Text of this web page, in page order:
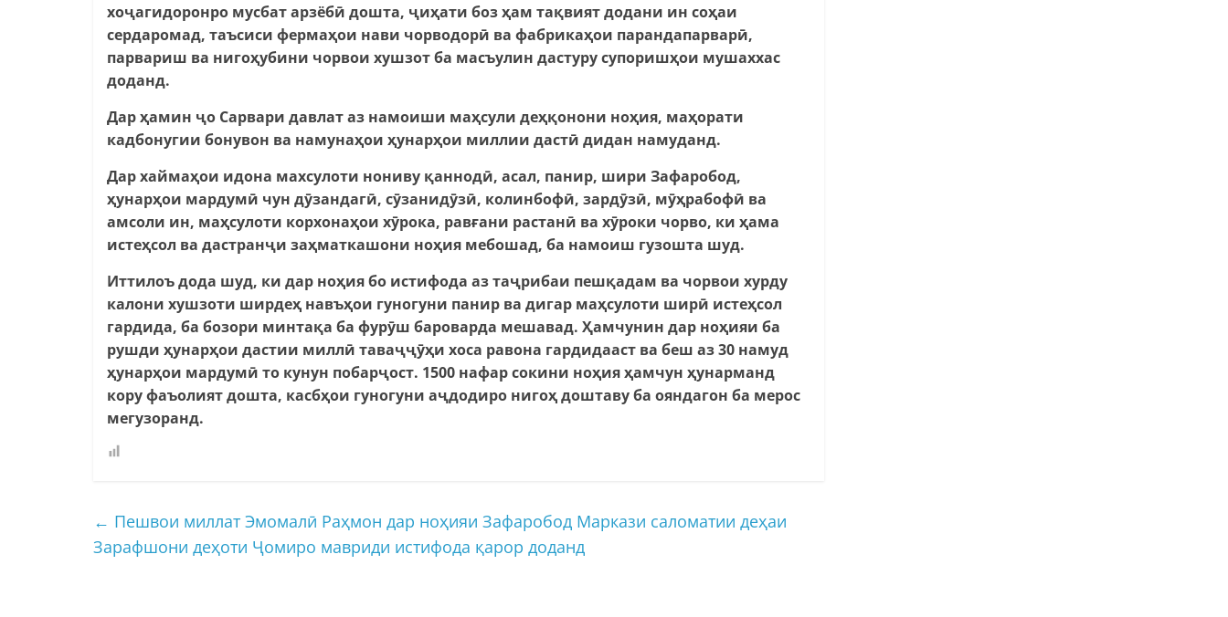
хоҷагидоронро мусбат арзёбӣ дошта, ҷиҳати боз ҳам тақвият додани ин соҳаи
сердаромад, таъсиси фермаҳои нави чорводорӣ ва фабрикаҳои парандапарварӣ,
парвариш ва нигоҳубини чорвои хушзот ба масъулин дастуру супоришҳои мушаххас
доданд.
Дар ҳамин ҷо Сарвари давлат аз намоиши маҳсули деҳқонони ноҳия, маҳорати
кадбонугии бонувон ва намунаҳои ҳунарҳои миллии дастӣ дидан намуданд.
Дар хаймаҳои идона махсулоти нониву қаннодӣ, асал, панир, шири Зафаробод,
ҳунарҳои мардумӣ чун дӯзандагӣ, сӯзанидӯзӣ, колинбофӣ, зардӯзӣ, мӯҳрабофӣ ва
амсоли ин, маҳсулоти корхонаҳои хӯрока, равғани растанӣ ва хӯроки чорво, ки ҳама
истеҳсол ва дастранҷи заҳматкашони ноҳия мебошад, ба намоиш гузошта шуд.
Иттилоъ дода шуд, ки дар ноҳия бо истифода аз таҷрибаи пешқадам ва чорвои хурду
калони хушзоти ширдеҳ навъҳои гуногуни панир ва дигар маҳсулоти ширӣ истеҳсол
гардида, ба бозори минтақа ба фурӯш бароварда мешавад. Ҳамчунин дар ноҳияи ба
рушди ҳунарҳои дастии миллӣ таваҷҷӯҳи хоса равона гардидааст ва беш аз 30 намуд
ҳунарҳои мардумӣ то кунун побарҷост. 1500 нафар сокини ноҳия ҳамчун ҳунарманд
кору фаъолият дошта, касбҳои гуногуни аҷдодиро нигоҳ доштаву ба ояндагон ба мерос
мегузоранд.
← Пешвои миллат Эмомалӣ Раҳмон дар ноҳияи Зафаробод Маркази саломатии деҳаи
Зарафшони деҳоти Ҷомиро мавриди истифода қарор доданд